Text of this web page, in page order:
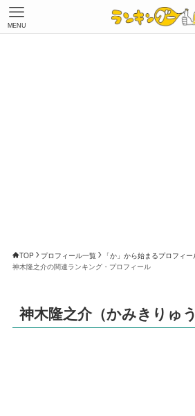
MENU
TOP プロフィール一覧
「か」から始まるプロフィ
神木隆之介の関連ランキング・プロフィール
神木隆之介（かみきりゅ